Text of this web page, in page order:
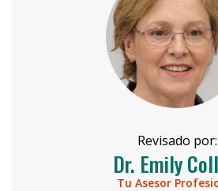
Revisado por:
Dr. Emily
Tu Asesor